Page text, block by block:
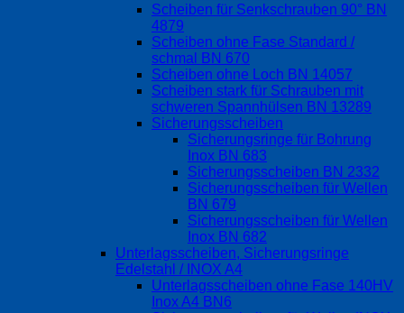
Scheiben für Senkschrauben 90° BN
4879
Scheiben ohne Fase Standard /
schmal BN 670
Scheiben ohne Loch BN 14057
Scheiben stark für Schrauben mit
schweren Spannhülsen BN 13289
Sicherungsscheiben
Sicherungsringe für Bohrung
Inox BN 683
Sicherungsscheiben BN 2332
Sicherungsscheiben für Wellen
BN 679
Sicherungsscheiben für Wellen
Inox BN 682
Unterlagsscheiben, Sicherungsringe
Edelstahl / INOX A4
Unterlagsscheiben ohne Fase 140HV
Inox A4 BN6